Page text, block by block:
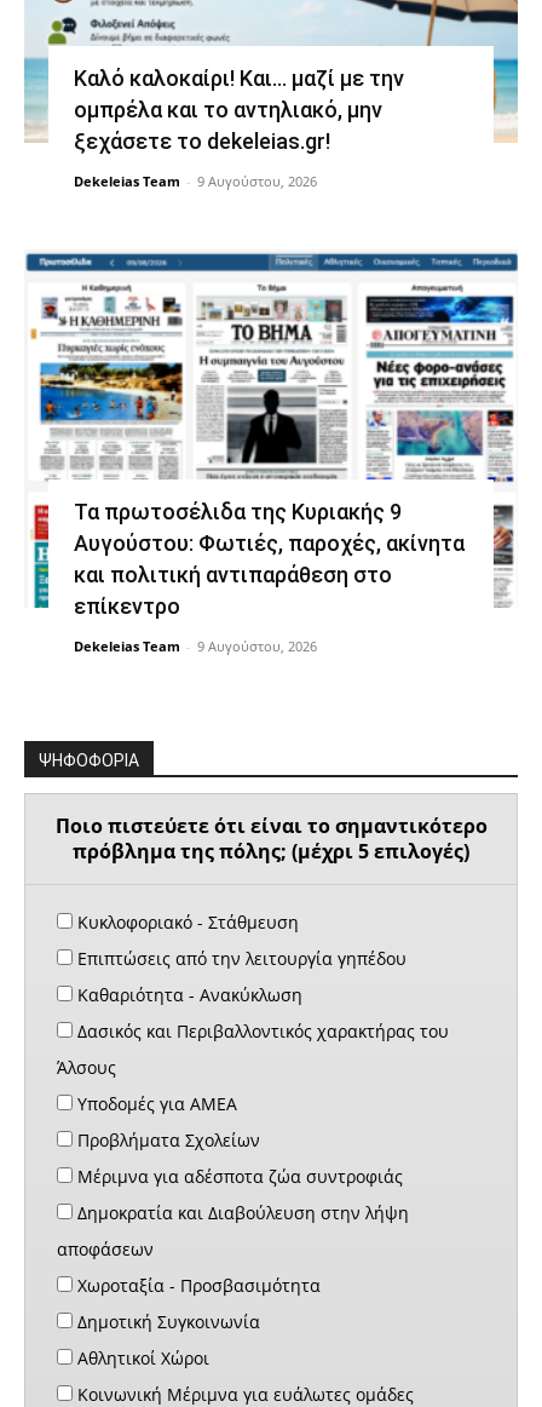
Καλό καλοκαίρι! Και… μαζί με την
ομπρέλα και το αντηλιακό, μην
ξεχάσετε το dekeleias.gr!
Dekeleias Team - 9 Αυγούστου, 2026
Τα πρωτοσέλιδα της Κυριακής 9
Αυγούστου: Φωτιές, παροχές, ακίνητα
και πολιτική αντιπαράθεση στο
επίκεντρο
Dekeleias Team - 9 Αυγούστου, 2026
ΨΗΦΟΦΟΡΙΑ
Ποιο πιστεύετε ότι είναι το σημαντικότερο
πρόβλημα της πόλης; (μέχρι 5 επιλογές)
Κυκλοφοριακό - Στάθμευση
Επιπτώσεις από την λειτουργία γηπέδου
Καθαριότητα - Ανακύκλωση
Δασικός και Περιβαλλοντικός χαρακτήρας του
Άλσους
Υποδομές για ΑΜΕΑ
Προβλήματα Σχολείων
Μέριμνα για αδέσποτα ζώα συντροφιάς
Δημοκρατία και Διαβούλευση στην λήψη
αποφάσεων
Χωροταξία - Προσβασιμότητα
Δημοτική Συγκοινωνία
Αθλητικοί Χώροι
Κοινωνική Μέριμνα για ευάλωτες ομάδες